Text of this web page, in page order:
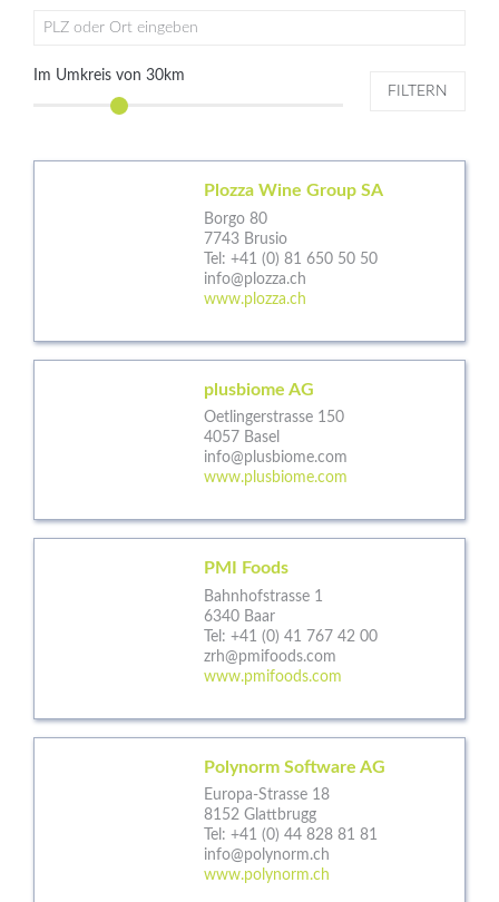
PLZ oder Ort eingeben
Im Umkreis von 30km
FILTERN
Plozza Wine Group SA
Borgo 80
7743 Brusio
Tel: +41 (0) 81 650 50 50
info@plozza.ch
www.plozza.ch
plusbiome AG
Oetlingerstrasse 150
4057 Basel
info@plusbiome.com
www.plusbiome.com
PMI Foods
Bahnhofstrasse 1
6340 Baar
Tel: +41 (0) 41 767 42 00
zrh@pmifoods.com
www.pmifoods.com
Polynorm Software AG
Europa-Strasse 18
8152 Glattbrugg
Tel: +41 (0) 44 828 81 81
info@polynorm.ch
www.polynorm.ch